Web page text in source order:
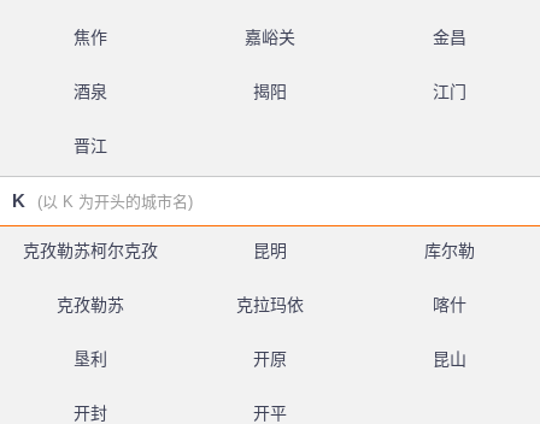
焦作 嘉峪关 金昌
酒泉 揭阳 江门
晋江
K (以 K 为开头的城市名)
克孜勒苏柯尔克孜 昆明 库尔勒
克孜勒苏 克拉玛依 喀什
垦利 开原 昆山
开封 开平